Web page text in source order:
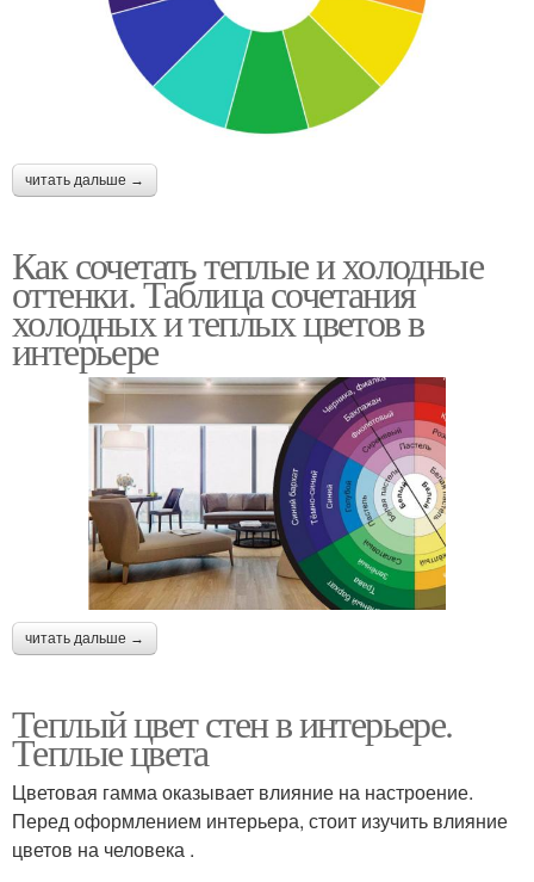
читать дальше →
Как сочетать теплые и холодные
оттенки. Таблица сочетания
холодных и теплых цветов в
интерьере
читать дальше →
Теплый цвет стен в интерьере.
Теплые цвета
Цветовая гамма оказывает влияние на настроение.
Перед оформлением интерьера, стоит изучить влияние
цветов на человека .